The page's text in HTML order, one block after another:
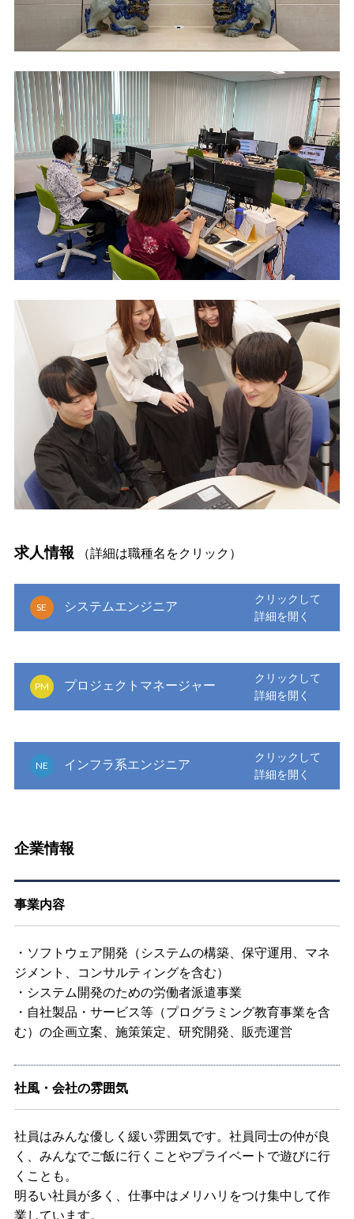
求人情報 （詳細は職種名をクリック）
SE システムエンジニア
PM プロジェクトマネージャー
NE インフラ系エンジニア
企業情報
事業内容
・ソフトウェア開発（システムの構築、保守運用、マネ
ジメント、コンサルティングを含む）
・システム開発のための労働者派遣事業
・自社製品・サービス等（プログラミング教育事業を含
む）の企画立案、施策策定、研究開発、販売運営
社風・会社の雰囲気
社員はみんな優しく緩い雰囲気です。社員同士の仲が良
く、みんなでご飯に行くことやプライベートで遊びに行
くことも。
明るい社員が多く、仕事中はメリハリをつけ集中して作
業しています。